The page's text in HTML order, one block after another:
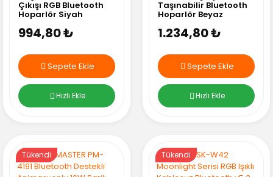
Çıkışı RGB Bluetooth
Hoparlör Siyah
994,80 ₺
Sepete Ekle
Hızlı Ekle
Taşınabilir Bluetooth
Hoparlör Beyaz
1.234,80 ₺
Sepete Ekle
Hızlı Ekle
Tükendi Tükendi